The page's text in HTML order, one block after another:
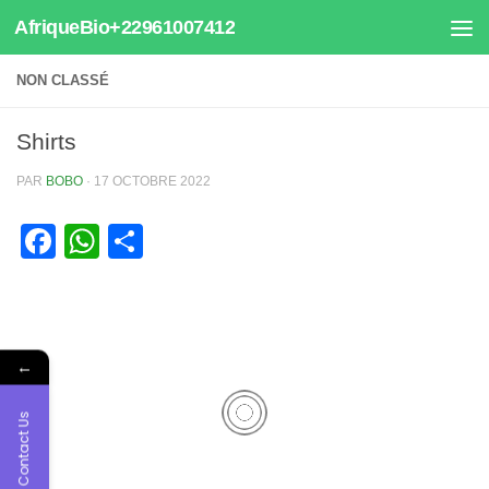
Au dessous du contenu
AfriqueBio+22961007412
NON CLASSÉ
Shirts
PAR BOBO · 17 OCTOBRE 2022
Facebook
WhatsApp
←
Contact Us